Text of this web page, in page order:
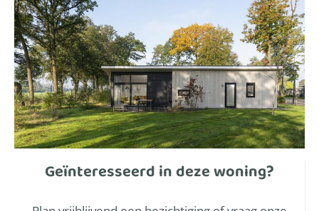
Geïnteresseerd in deze woning?